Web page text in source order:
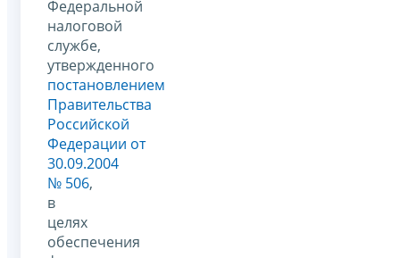
Федеральной
налоговой
службе,
утвержденного
постановлением
Правительства
Российской
Федерации от
30.09.2004
№ 506,
в
целях
обеспечения